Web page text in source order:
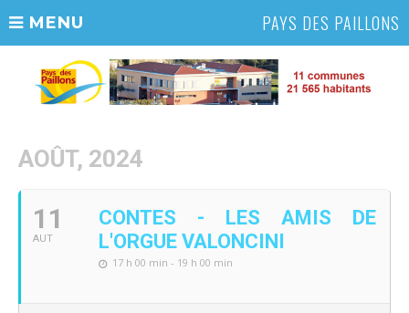
MENU PAYS DES PAILLONS
AOÛT, 2024
11
AUT
CONTES - LES AMIS DE
L'ORGUE VALONCINI
17 h 00 min - 19 h 00 min